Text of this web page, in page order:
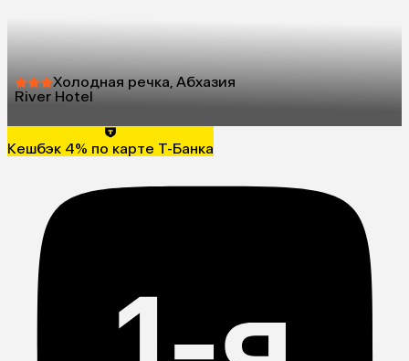
Холодная речка, Абхазия
River Hotel
Кешбэк 4% по карте Т-Банка